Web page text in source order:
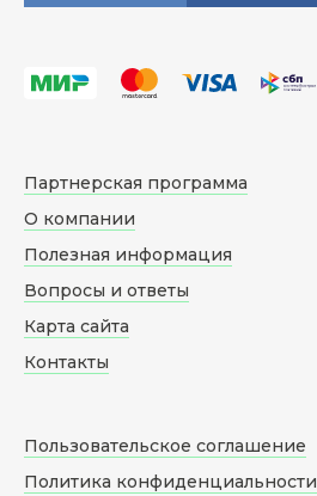
Партнерская программа
О компании
Полезная информация
Вопросы и ответы
Карта сайта
Контакты
Пользовательское соглашение
Политика конфиденциальности